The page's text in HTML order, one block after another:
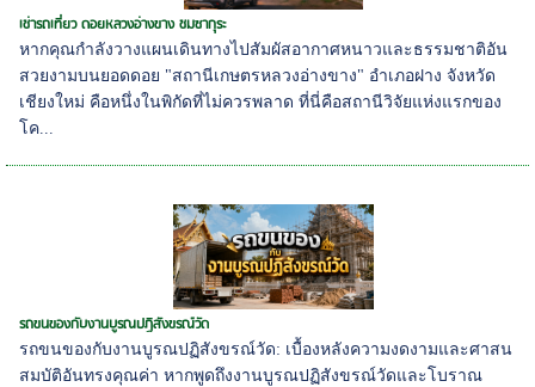
เช่ารถเที่ยว ดอยหลวงอ่างขาง ชมซากุระ
หากคุณกำลังวางแผนเดินทางไปสัมผัสอากาศหนาวและธรรมชาติอัน
สวยงามบนยอดดอย "สถานีเกษตรหลวงอ่างขาง" อำเภอฝาง จังหวัด
เชียงใหม่ คือหนึ่งในพิกัดที่ไม่ควรพลาด ที่นี่คือสถานีวิจัยแห่งแรกของ
โค...
รถขนของกับงานบูรณปฏิสังขรณ์วัด
รถขนของกับงานบูรณปฏิสังขรณ์วัด: เบื้องหลังความงดงามและศาสน
สมบัติอันทรงคุณค่า หากพูดถึงงานบูรณปฏิสังขรณ์วัดและโบราณ